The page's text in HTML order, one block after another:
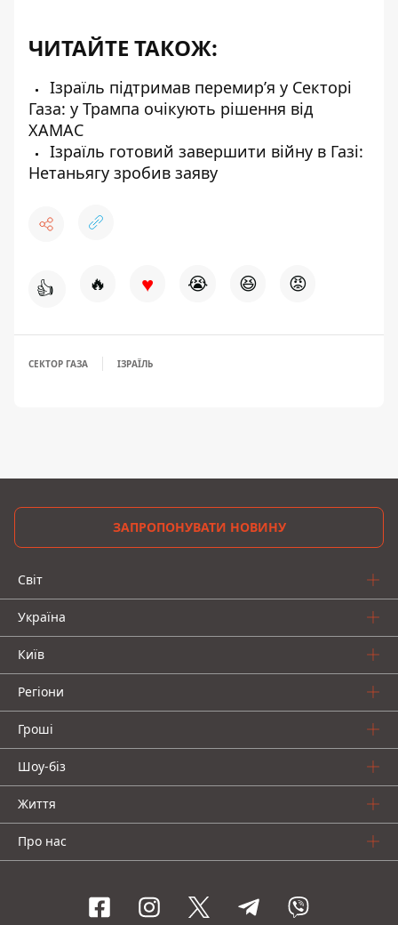
ЧИТАЙТЕ ТАКОЖ:
Ізраїль підтримав перемир’я у Секторі
Газа: у Трампа очікують рішення від
ХАМАС
Ізраїль готовий завершити війну в Газі:
Нетаньягу зробив заяву
👍 🔥 ♥ 😭 😆 😡
СЕКТОР ГАЗА ІЗРАЇЛЬ
ЗАПРОПОНУВАТИ НОВИНУ
Світ
Україна
Київ
Регіони
Гроші
Шоу-біз
Життя
Про нас